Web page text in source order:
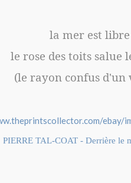
la mer est libre
le rose des toits salue
(le rayon confus d'un
PIERRE TAL-COAT - Derrière le